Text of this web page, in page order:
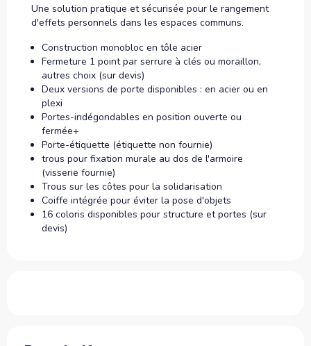
Une solution pratique et sécurisée pour le rangement
d'effets personnels dans les espaces communs.
Construction monobloc en tôle acier
Fermeture 1 point par serrure à clés ou moraillon,
autres choix (sur devis)
Deux versions de porte disponibles : en acier ou en
plexi
Portes-indégondables en position ouverte ou
fermée+
Porte-étiquette (étiquette non fournie)
trous pour fixation murale au dos de l'armoire
(visserie fournie)
Trous sur les côtes pour la solidarisation
Coiffe intégrée pour éviter la pose d'objets
16 coloris disponibles pour structure et portes (sur
devis)